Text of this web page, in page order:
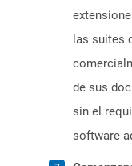
las suites
de sus
sin el
software